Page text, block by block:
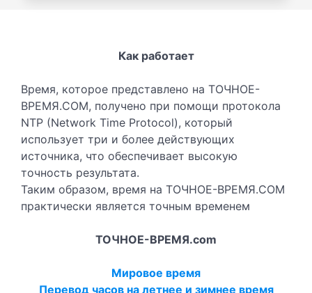
Как работает
Время, которое представлено на ТОЧНОЕ-
ВРЕМЯ.COM, получено при помощи протокола
NTP (Network Time Protocol), который
использует три и более действующих
источника, что обеспечивает высокую
точность результата.
Таким образом, время на ТОЧНОЕ-ВРЕМЯ.COM
практически является точным временем
ТОЧНОЕ-ВРЕМЯ.com
Мировое время
Перевод часов на летнее и зимнее время